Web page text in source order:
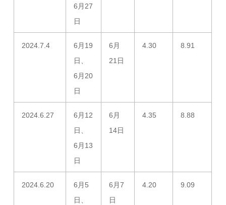
6月27
日
2024.7.4
6月19
日、
6月20
日
6月
21日
4.30 8.91
2024.6.27
6月12
日、
6月13
日
6月
14日
4.35 8.88
2024.6.20
6月5
日、
6月7
日
4.20 9.09